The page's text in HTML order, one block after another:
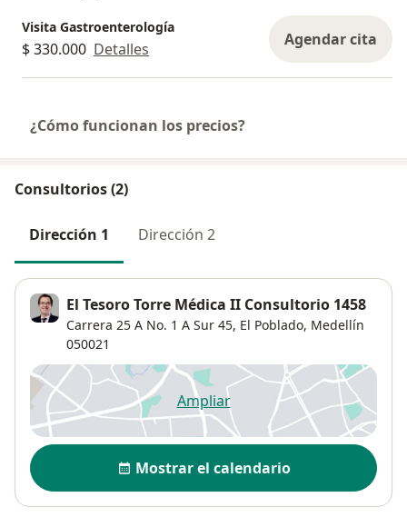
efectivos y una experiencia de consulta clara,
segura y respetuosa. Como profesional
comprometido, estoy aquí para escucharte,
proceso de cuidado digestivo. Será un gusto
recibirte y apoyarte con dedicación y
profesionalismo.
Visita Gastroenterología
$ 330.000 Detalles Agendar cita
¿Cómo funcionan los precios?
Consultorios (2)
Dirección 1 Dirección 2
El Tesoro Torre Médica II Consultorio 1458
Carrera 25 A No. 1 A Sur 45, El Poblado, Medellín
050021
Ampliarse abre en una nueva
Disponibilidad
Mostrar el calendario